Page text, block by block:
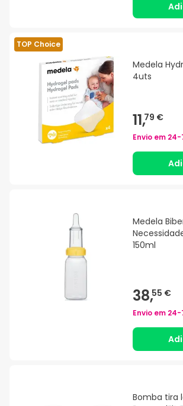
TOP Choice
Medela
4uts
11,79 €
Envio em 24-
Medela
150ml
38,55 €
Envio em 24-
Bomba tira